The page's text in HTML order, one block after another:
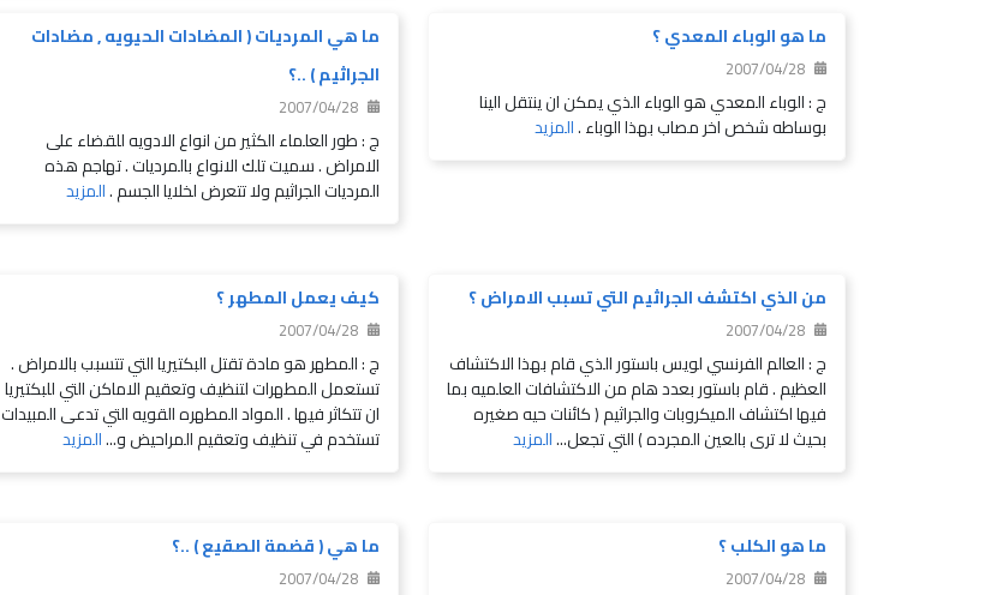
ما هو الوباء المعدي ؟
2007/04/28
ج : الوباء المعدي هو الوباء الذي يمكن ان ينتقل الينا
بوساطه شخص اخر مصاب بهذا الوباء .المزيد
ما هي المرديات ( المضادات الحيويه , مضادات
الجراثيم ) ..؟
2007/04/28
ج : طور العلماء الكثير من انواع الادويه للقضاء على
الامراض . سميت تلك الانواع بالمرديات . تهاجم هذه
المرديات الجراثيم ولا تتعرض لخلايا الجسم .المزيد
من الذي اكتشف الجراثيم التي تسبب الامراض ؟
2007/04/28
ج : العالم الفرنسي لويس باستور الذي قام بهذا الاكتشاف
العظيم . قام باستور بعدد هام من الاكتشافات العلميه بما
فيها اكتشاف الميكروبات والجراثيم ( كائنات حيه صغيره
بحيث لا ترى بالعين المجرده ) التي تجعل...المزيد
كيف يعمل المطهر ؟
2007/04/28
ج : المطهر هو مادة تقتل البكتيريا التي تتسبب بالامراض .
تستعمل المطهرات لتنظيف وتعقيم الاماكن التي للبكتيريا
ان تتكاثر فيها . المواد المطهره القويه التي تدعى المبيدات
تستخدم في تنظيف وتعقيم المراحيض و...المزيد
ما هو الكلب ؟
2007/04/28
ما هي ( قضمة الصقيع ) ..؟
2007/04/28